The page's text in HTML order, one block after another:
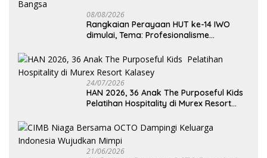
08/08/2026
Rangkaian Perayaan HUT ke-14 IWO
dimulai, Tema: Profesionalisme
Kebaikan Bangsa
24/07/2026
HAN 2026, 36 Anak The Purposeful Kids
Pelatihan Hospitality di Murex Resort
21/06/2026